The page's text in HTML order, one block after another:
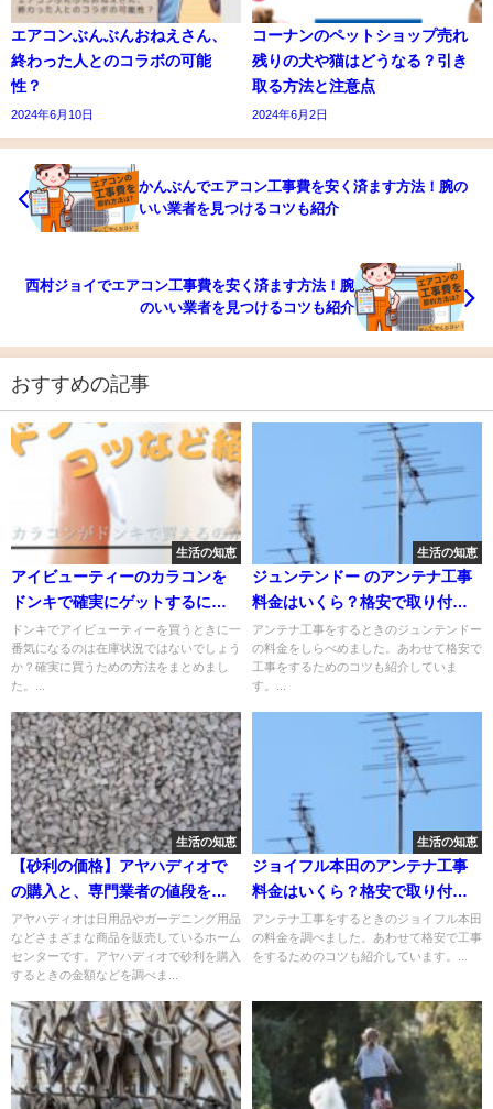
エアコンぶんぶんおねえさん、
終わった人とのコラボの可能
性？
2024年6月10日
コーナンのペットショップ売れ
残りの犬や猫はどうなる？引き
取る方法と注意点
2024年6月2日
かんぶんでエアコン工事費を安く済ます方法！腕の
いい業者を見つけるコツも紹介
西村ジョイでエアコン工事費を安く済ます方法！腕
のいい業者を見つけるコツも紹介
おすすめの記事
生活の知恵
アイビューティーのカラコンを
ドンキで確実にゲットするに
は？格安で買う方法もシェアし
ます！
ドンキでアイビューティーを買うときに一
番気になるのは在庫状況ではないでしょう
か？確実に買うための方法をまとめまし
た。...
生活の知恵
ジュンテンドー のアンテナ工事
料金はいくら？格安で取り付け
るためのコツも紹介！
アンテナ工事をするときのジュンテンドー
の料金をしらべめました。あわせて格安で
工事をするためのコツも紹介していま
す。...
生活の知恵
【砂利の価格】アヤハディオで
の購入と、専門業者の値段を比
較
アヤハディオは日用品やガーデニング用品
などさまざまな商品を販売しているホーム
センターです。アヤハディオで砂利を購入
するときの金額などを調べま...
生活の知恵
ジョイフル本田のアンテナ工事
料金はいくら？格安で取り付け
るためのコツも紹介！
アンテナ工事をするときのジョイフル本田
の料金を調べました。あわせて格安で工事
をするためのコツも紹介しています。...